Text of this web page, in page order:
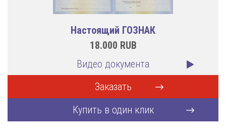
Настоящий ГОЗНАК
18.000 RUB
Видео документа
Заказать
Купить в один клик